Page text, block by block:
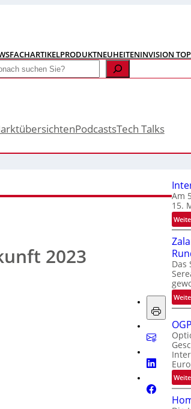
FACHARTIKELPRODUKTNEUHEITENINVISION
PodcastsTech Talks
2023
Am
15.
Das